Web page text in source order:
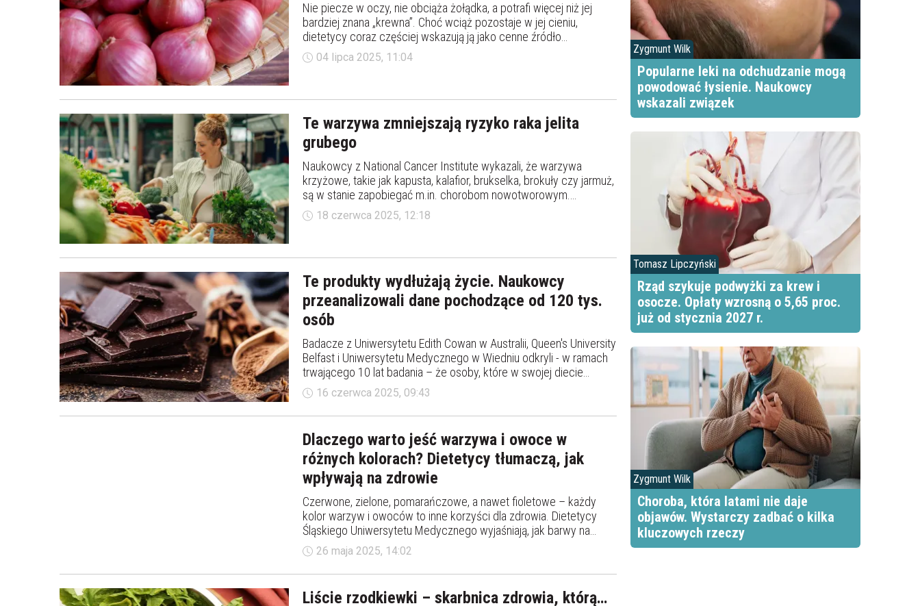
Nie piecze w oczy, nie obciąża żołądka, a potrafi więcej niż jej
bardziej znana „krewna”. Choć wciąż pozostaje w jej cieniu,
dietetycy coraz częściej wskazują ją jako cenne źródło
antyoksydantów i witamin. Czym jest szalotka, która od wieków
króluje w kuchniach Francji i Tajlandii, a w Polsce dopiero zyskuje
04 lipca 2025, 11:04
Te warzywa zmniejszają ryzyko raka jelita
grubego
Naukowcy z National Cancer Institute wykazali, że warzywa
krzyżowe, takie jak kapusta, kalafior, brukselka, brokuły czy jarmuż,
są w stanie zapobiegać m.in. chorobom nowotworowym.
Wszystko za sprawą witamin, składników mineralnych i związków
bioaktywnych, które – jak zauważyli badacze - wspierają układ
18 czerwca 2025, 12:18
Te produkty wydłużają życie. Naukowcy
przeanalizowali dane pochodzące od 120 tys.
osób
Badacze z Uniwersytetu Edith Cowan w Australii, Queen's University
Belfast i Uniwersytetu Medycznego w Wiedniu odkryli - w ramach
trwającego 10 lat badania – że osoby, które w swojej diecie
sięgają po żywność bogatą we flawonoidy mają niższe ryzyko
przedwczesnej śmierci. Naukowcy przeanalizowali dane 120 tys.
uczestników.
16 czerwca 2025, 09:43
Dlaczego warto jeść warzywa i owoce w
różnych kolorach? Dietetycy tłumaczą, jak
wpływają na zdrowie
Czerwone, zielone, pomarańczowe, a nawet fioletowe – każdy
kolor warzyw i owoców to inne korzyści dla zdrowia. Dietetycy
Śląskiego Uniwersytetu Medycznego wyjaśniają, jak barwy na
talerzu wspierają odporność, mózg, serce i skórę.
26 maja 2025, 14:02
Liście rzodkiewki – skarbnica zdrowia, którą…
Zygmunt Wilk
Popularne leki na odchudzanie mogą
powodować łysienie. Naukowcy
wskazali związek
Tomasz Lipczyński
Rząd szykuje podwyżki za krew i
osocze. Opłaty wzrosną o 5,65 proc.
już od stycznia 2027 r.
Zygmunt Wilk
Choroba, która latami nie daje
objawów. Wystarczy zadbać o kilka
kluczowych rzeczy